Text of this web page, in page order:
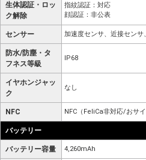
生体認証・ロッ
ク解除
指紋認証：対応
顔認証：非公表
センサー 加速度センサ、近接センサ
防水/防塵・タ
フネス等級
IP68
イヤホンジャッ
ク
なし
NFC NFC（FeliCa非対応/おサ
バッテリー
バッテリー容量 4,260mAh